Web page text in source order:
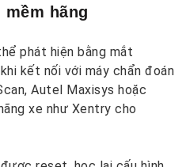
hãng
phát hiện bằng mắt
kết nối với máy chẩn đoán
Autel Maxisys hoặc
xe như Xentry cho